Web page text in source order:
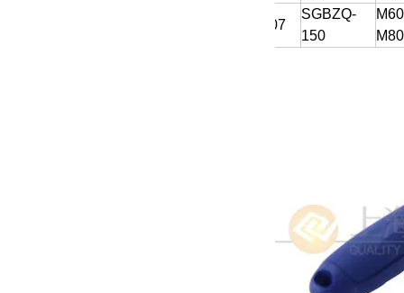
07
SGBZQ-
150
M80